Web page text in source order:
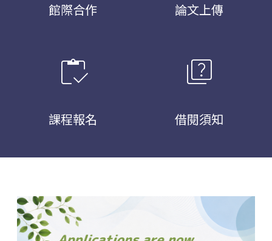
館際合作 論文上傳
inventory
課程報名
quiz
借閱須知